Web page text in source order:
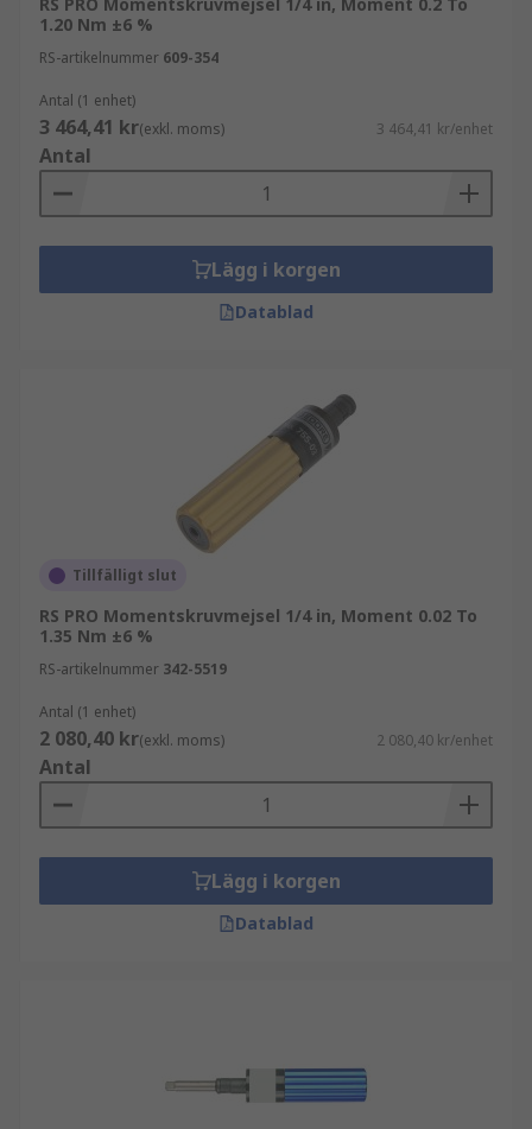
1.20 Nm ±6 %
RS-artikelnummer 609-354
Antal (1 enhet)
3 464,41 kr(exkl. moms) 3 464,41 kr/enhet
Antal
Lägg i korgen
Datablad
Tillfälligt slut
RS PRO Momentskruvmejsel 1/4 in, Moment 0.02 To
1.35 Nm ±6 %
RS-artikelnummer 342-5519
Antal (1 enhet)
2 080,40 kr(exkl. moms) 2 080,40 kr/enhet
Antal
Lägg i korgen
Datablad